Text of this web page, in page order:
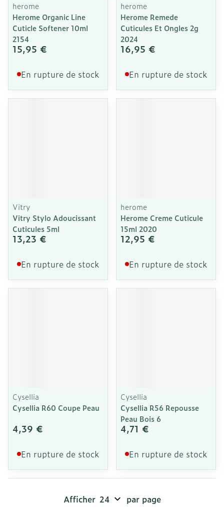
herome
Herome Organic Line
Cuticle Softener 10ml
2154
15,95 €
En rupture de stock
herome
Herome Remede
Cuticules Et Ongles 2g
2024
16,95 €
En rupture de stock
Vitry
Vitry Stylo Adoucissant
Cuticules 5ml
13,23 €
En rupture de stock
herome
Herome Creme Cuticule
15ml 2020
12,95 €
En rupture de stock
Cysellia
Cysellia R60 Coupe Peau
4,39 €
En rupture de stock
Cysellia
Cysellia R56 Repousse
Peau Bois 6
4,71 €
En rupture de stock
Afficher par page